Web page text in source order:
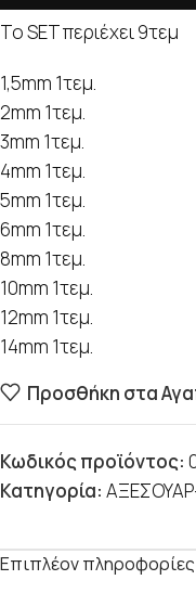
Το SET περιέχει 9τεμ
1,5mm 1τεμ.
2mm 1τεμ.
3mm 1τεμ.
4mm 1τεμ.
5mm 1τεμ.
6mm 1τεμ.
8mm 1τεμ.
10mm 1τεμ.
12mm 1τεμ.
14mm 1τεμ.
Προσθήκη στα
Κωδικός προϊόντος:
Κατηγορία:
Επιπλέον πληροφορίες